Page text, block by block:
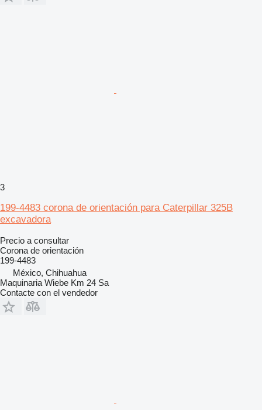
3
199-4483 corona de orientación para Caterpillar 325B
excavadora
Precio a consultar
Corona de orientación
199-4483
México, Chihuahua
Maquinaria Wiebe Km 24 Sa
Contacte con el vendedor